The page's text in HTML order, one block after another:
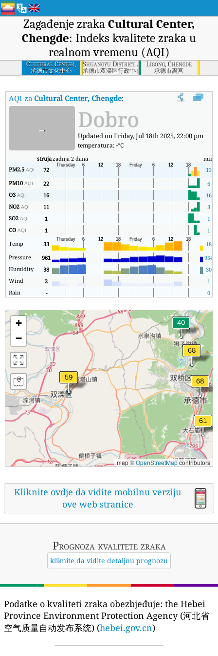
Zagađenje zraka Cultural Center,
Chengde: Indeks kvalitete zraka u
realnom vremenu (AQI)
Cultural Center,
Chengde
承德市文化中心
Shuangyu District Administrative Center,
承德市双滦区行政中心
Ligong, Chengde
承德市离宫
AQI zaCultural Center, Chengde: Indeks kvaliteta zraka (AQI)
- Dobro
Updated on Friday, Jul 18th 2025, 22:00 pm
temperatura:-°C
strujazadnja 2 dana min
PM2.5AQI 72 13
PM10AQI 22 6
O3AQI 16 16
NO2AQI 11 3
SO2AQI 1
1
COAQI 1
1
Temp
33 18
Pressure
961 954
Humidity
38 30
Wind
2
1
Rain
- 0
+
−
map ©OpenStreetMapcontributors
Kliknite ovdje da vidite mobilnu verziju
ove web stranice
Prognoza kvalitete zraka
kliknite da vidite detaljnu prognozu
Podatke o kvaliteti zraka obezbjeđuje: the Hebei
Province Environment Protection Agency (河北省
空气质量自动发布系统) (hebei.gov.cn)